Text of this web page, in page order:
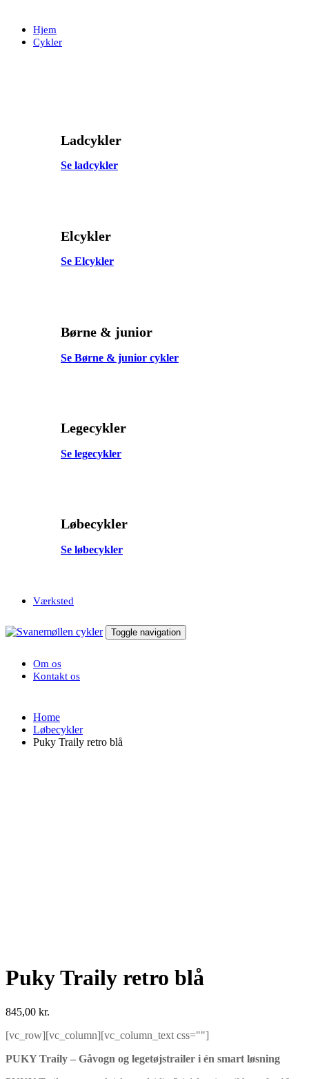
primary
navigation
Hjem
Cykler
Ladcykler
Se ladcykler
Elcykler
Se Elcykler
Børne & junior
Se Børne & junior cykler
Legecykler
Se legecykler
Løbecykler
Se løbecykler
Værksted
Toggle navigation
Om os
Kontakt os
Home
Løbecykler
Puky Traily retro blå
Puky Traily retro blå
845,00 kr.
[vc_row][vc_column][vc_column_text css=""]
PUKY Traily – Gåvogn og legetøjstrailer i én smart løsning